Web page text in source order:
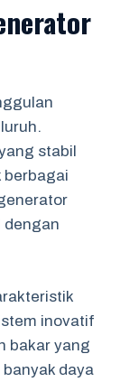
stabil
berbagai
dengan
inovatif
bakar yang
daya